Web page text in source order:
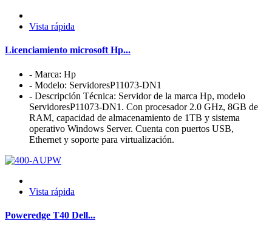
Vista rápida
Licenciamiento microsoft Hp...
- Marca: Hp
- Modelo: ServidoresP11073-DN1
- Descripción Técnica: Servidor de la marca Hp, modelo
ServidoresP11073-DN1. Con procesador 2.0 GHz, 8GB de
RAM, capacidad de almacenamiento de 1TB y sistema
operativo Windows Server. Cuenta con puertos USB,
Ethernet y soporte para virtualización.
Vista rápida
Poweredge T40 Dell...